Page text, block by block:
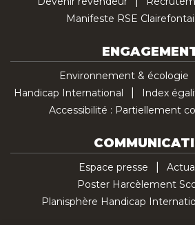
Manifeste RSE
Environnement & écologie
Handicap International
Index
Accessibilité : Partiellement
Espace presse
Poster Harcèlement
Planisphère Handicap